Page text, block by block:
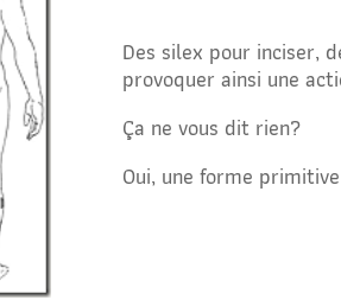
Des silex pour inciser,
provoquer ainsi une
Ça ne vous dit rien?
Oui, une forme